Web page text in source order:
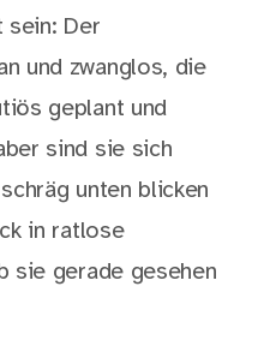
sein: Der
und zwanglos, die
geplant und
sind sie sich
unten blicken
in ratlose
sie gerade gesehen